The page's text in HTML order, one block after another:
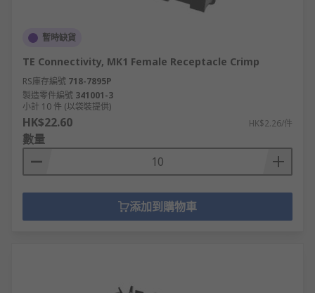
暫時缺貨
TE Connectivity, MK1 Female Receptacle Crimp
RS庫存編號 718-7895P
製造零件編號 341001-3
小計 10 件 (以袋裝提供)
HK$22.60 HK$2.26/件
數量
添加到購物車